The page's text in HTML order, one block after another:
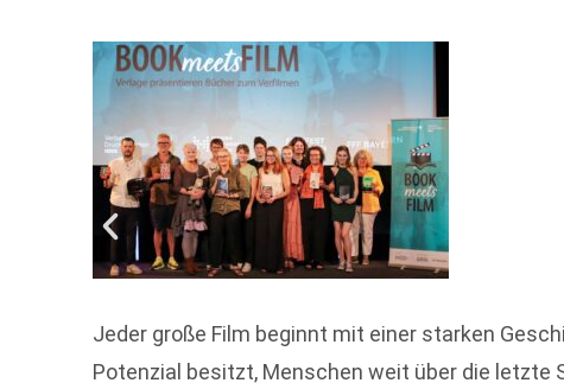
Jeder große Film beginnt mit einer starken
Potenzial besitzt, Menschen weit über die letzte